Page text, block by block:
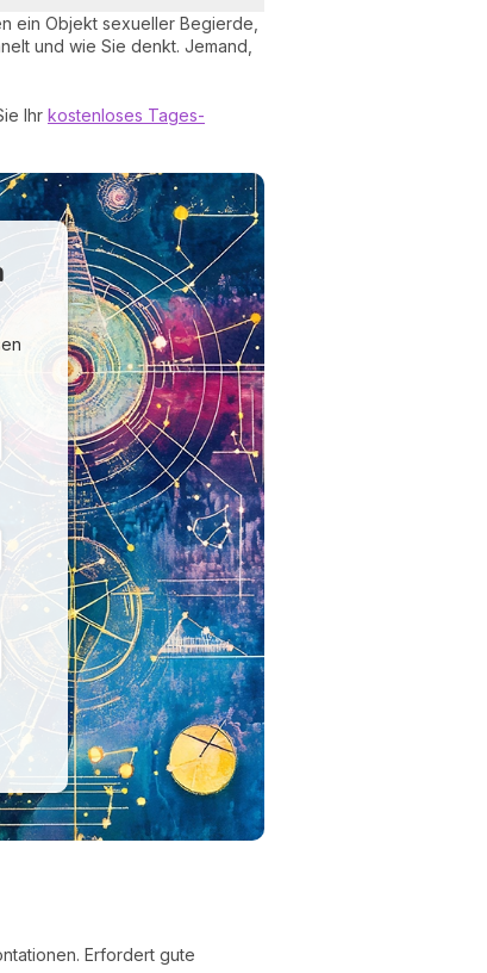
ein Objekt sexueller Begierde,
und wie Sie denkt. Jemand,
Ihr kostenloses Tages-
Erfordert gute